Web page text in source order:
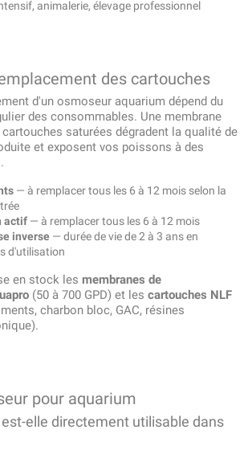
animalerie, élevage professionnel
des cartouches
d'un osmoseur aquarium dépend du
des consommables. Une membrane
saturées dégradent la qualité de
et exposent vos poissons à des
— à remplacer tous les 6 à 12 mois selon la
actif — à remplacer tous les 6 à 12 mois
inverse — durée de vie de 2 à 3 ans en
d'utilisation
en stock les membranes de
(50 à 700 GPD) et les cartouches NLF
charbon bloc, GAC, résines
pour aquarium
est-elle directement utilisable dans